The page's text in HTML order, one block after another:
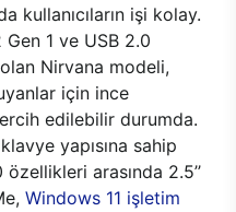
kullanıcıların işi kolay.
Gen 1 ve USB 2.0
Nirvana modeli,
için ince
edilebilir durumda.
yapısına sahip
arasında 2.5’’
Windows 11 işletim